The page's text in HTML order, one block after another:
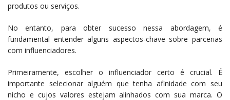
produtos ou serviços.
No entanto, para obter sucesso nessa abordagem, é
fundamental entender alguns aspectos-chave sobre parcerias
com influenciadores.
Primeiramente, escolher o influenciador certo é crucial. É
importante selecionar alguém que tenha afinidade com seu
nicho e cujos valores estejam alinhados com sua marca. O